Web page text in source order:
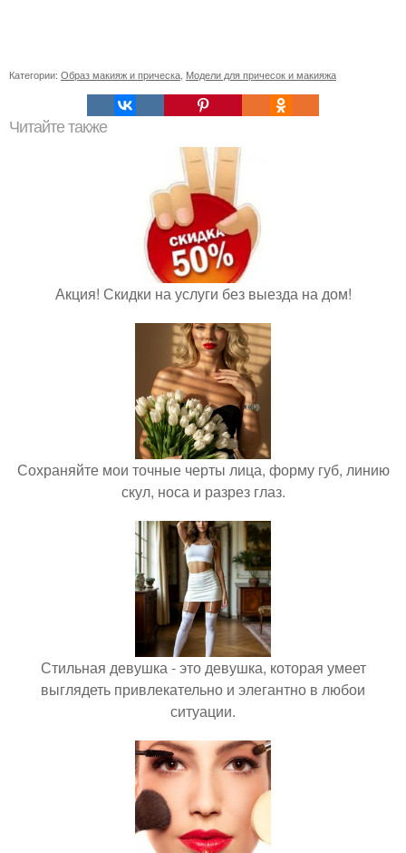
Категории: Образ макияж и прическа Модели для причесок и макияжа
Читайте также
Акция! Скидки на услуги без выезда на дом!
Сохраняйте мои точные черты лица, форму губ, линию
скул, носа и разрез глаз.
Стильная девушка - это девушка, которая умеет
выглядеть привлекательно и элегантно в любои
ситуации.